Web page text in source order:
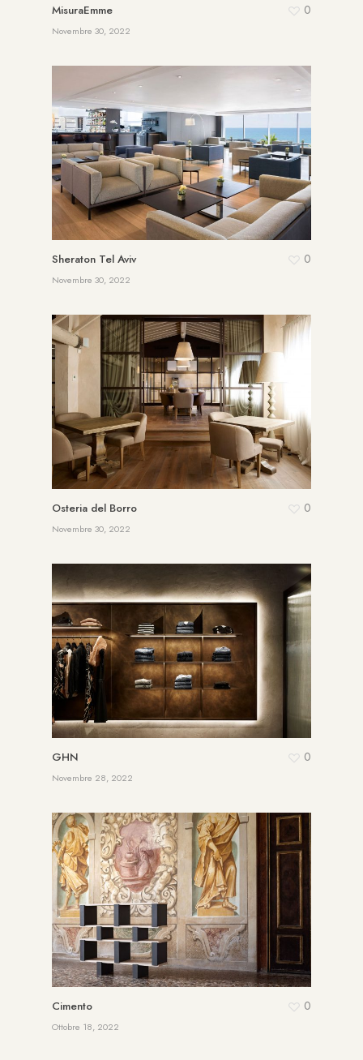
MisuraEmme
Novembre 30, 2022
0
Sheraton Tel Aviv
Novembre 30, 2022
0
Osteria del Borro
Novembre 30, 2022
0
GHN
Novembre 28, 2022
0
Cimento
Ottobre 18, 2022
0